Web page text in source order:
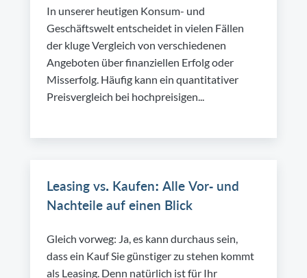
In unserer heutigen Konsum- und
Geschäftswelt entscheidet in vielen Fällen
der kluge Vergleich von verschiedenen
Angeboten über finanziellen Erfolg oder
Misserfolg. Häufig kann ein quantitativer
Preisvergleich bei hochpreisigen...
Leasing vs. Kaufen: Alle Vor- und
Nachteile auf einen Blick
Gleich vorweg: Ja, es kann durchaus sein,
dass ein Kauf Sie günstiger zu stehen kommt
als Leasing. Denn natürlich ist für Ihr